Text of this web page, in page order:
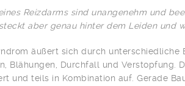
Reizdarms sind unangenehm und
aber genau hinter dem Leiden und
äußert sich durch unterschiedliche
Blähungen, Durchfall und Verstopfung.
und teils in Kombination auf. Gerade